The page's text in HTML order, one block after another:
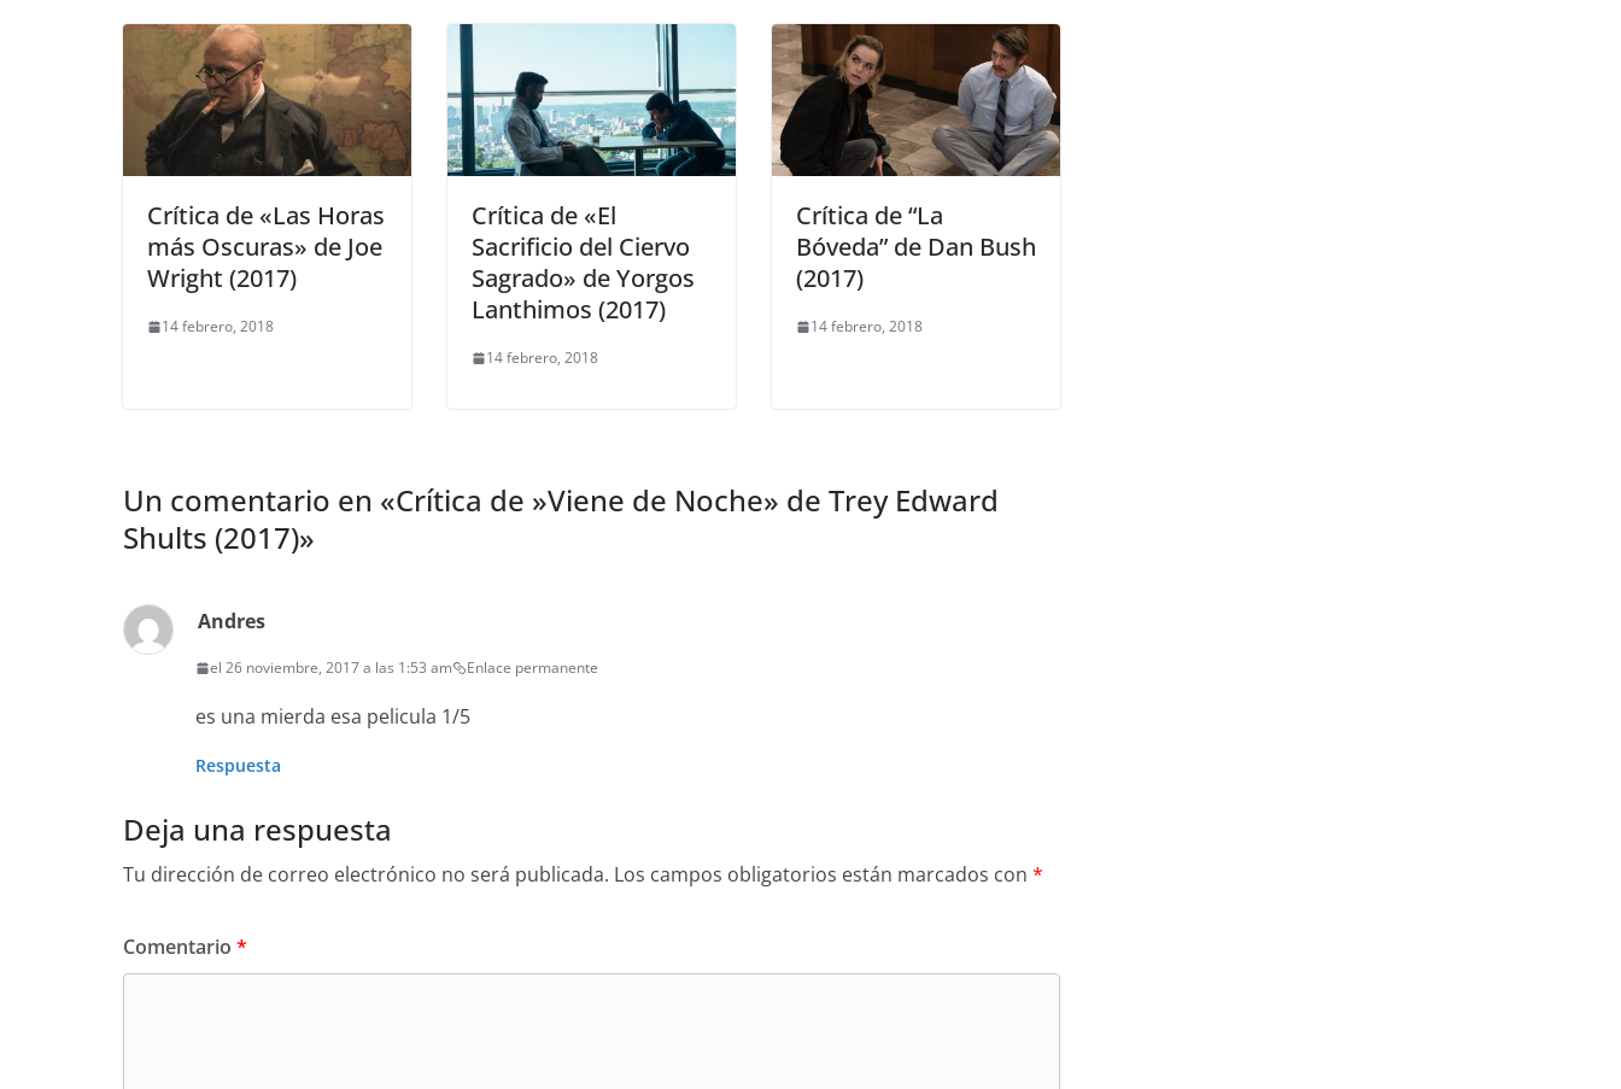
Crítica de «Las Horas
más Oscuras» de Joe
Wright (2017)
14 febrero, 2018
Crítica de «El
Sacrificio del Ciervo
Sagrado» de Yorgos
Lanthimos (2017)
14 febrero, 2018
Crítica de “La
Bóveda” de Dan Bush
(2017)
14 febrero, 2018
Un comentario en «Crítica de »Viene de Noche» de Trey Edward
Shults (2017)»
Andres
el 26 noviembre, 2017 a las 1:53 am Enlace permanente
es una mierda esa pelicula 1/5
Respuesta
Deja una respuesta
Tu dirección de correo electrónico no será publicada. Los campos obligatorios están marcados con *
Comentario *